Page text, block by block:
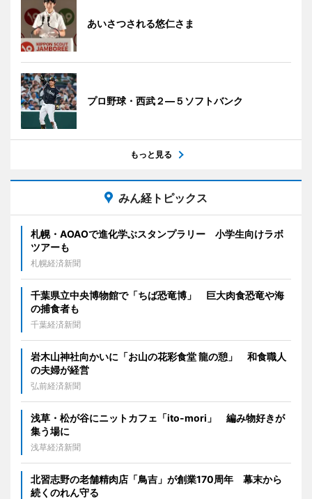
あいさつされる悠仁さま
プロ野球・西武２―５ソフトバンク
もっと見る
みん経トピックス
札幌・AOAOで進化学ぶスタンプラリー 小学生向けラボ
ツアーも
札幌経済新聞
千葉県立中央博物館で「ちば恐竜博」 巨大肉食恐竜や海
の捕食者も
千葉経済新聞
岩木山神社向かいに「お山の花彩食堂 龍の憩」 和食職人
の夫婦が経営
弘前経済新聞
浅草・松が谷にニットカフェ「ito-mori」 編み物好きが
集う場に
浅草経済新聞
北習志野の老舗精肉店「鳥吉」が創業170周年 幕末から
続くのれん守る